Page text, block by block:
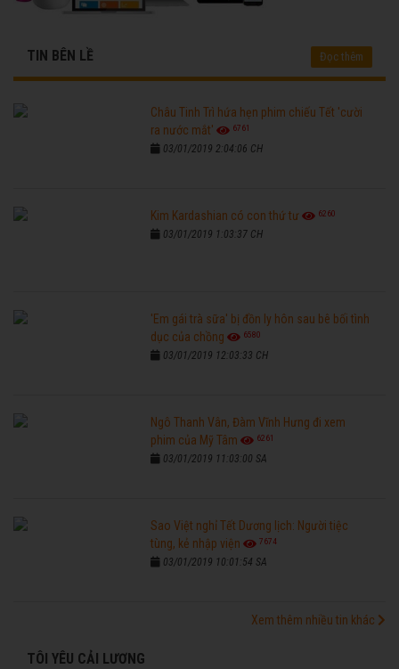
TIN BÊN LỀ Đọc thêm
Châu Tinh Trì hứa hẹn phim chiếu Tết 'cười
ra nước mắt'
6761
03/01/2019 2:04:06 CH
Kim Kardashian có con thứ tư 6260
03/01/2019 1:03:37 CH
'Em gái trà sữa' bị đồn ly hôn sau bê bối tình
dục của chồng
6580
03/01/2019 12:03:33 CH
Ngô Thanh Vân, Đàm Vĩnh Hưng đi xem
phim của Mỹ Tâm
6261
03/01/2019 11:03:00 SA
Sao Việt nghỉ Tết Dương lịch: Người tiệc
tùng, kẻ nhập viện
7674
03/01/2019 10:01:54 SA
Xem thêm nhiều tin khác
TÔI YÊU CẢI LƯƠNG